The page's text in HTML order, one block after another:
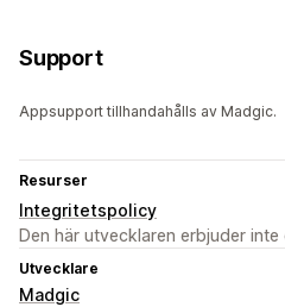
Support
Appsupport tillhandahålls av Madgic.
Resurser
Integritetspolicy
Den här utvecklaren erbjuder
Utvecklare
Madgic